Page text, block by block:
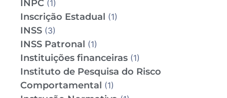
INPC (1)
Inscrição Estadual (1)
INSS (3)
INSS Patronal (1)
Instituições financeiras (1)
Instituto de Pesquisa do Risco
Comportamental (1)